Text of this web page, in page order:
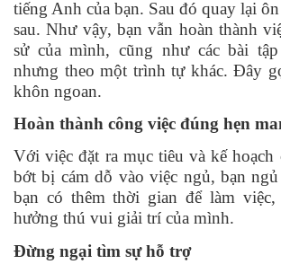
tiếng Anh của bạn. Sau đó quay lại
sau. Như vậy, bạn vẫn hoàn thành
sử của mình, cũng như các bài
nhưng theo một trình tự khác. Đây
khôn ngoan.
Hoàn thành công việc đúng hẹn
Với việc đặt ra mục tiêu và kế hoạch
bớt bị cám dỗ vào việc ngủ, bạn
bạn có thêm thời gian để làm
hưởng thú vui giải trí của mình.
Đừng ngại tìm sự hỗ trợ